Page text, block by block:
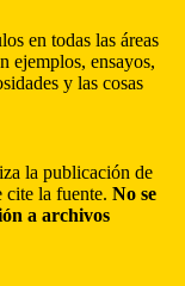
en todas las áreas
ejemplos, ensayos,
y las cosas
la publicación de
cite la fuente. No se
a archivos